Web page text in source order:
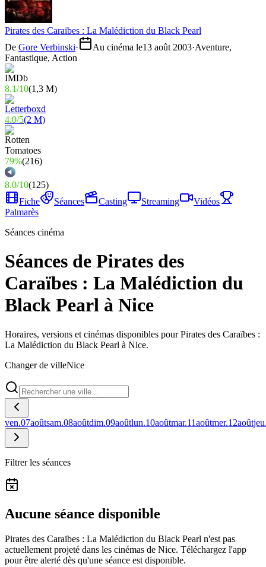
Pirates des Caraïbes : La Malédiction du Black Pearl
De Gore Verbinski· Au cinéma le13 août 2003·Aventure,
Fantastique, Action
8.1/10(1,3 M)
4.0/5(2 M)
79%(216)
8.0/10(125)
Fiche
Séances Casting Streaming
Vidéos
Palmarès
Séances cinéma
Séances de Pirates des
Caraïbes : La Malédiction du
Black Pearl à Nice
Horaires, versions et cinémas disponibles pour Pirates des Caraïbes :
La Malédiction du Black Pearl à Nice.
Changer de villeNice
ven.07aoûtsam.08aoûtdim.09aoûtlun.10aoûtmar.11aoûtmer.12août
Filtrer les séances
Aucune séance disponible
Pirates des Caraïbes : La Malédiction du Black Pearl n'est pas
actuellement projeté dans les cinémas de Nice. Téléchargez l'app
pour être alerté dès qu'une séance est disponible.